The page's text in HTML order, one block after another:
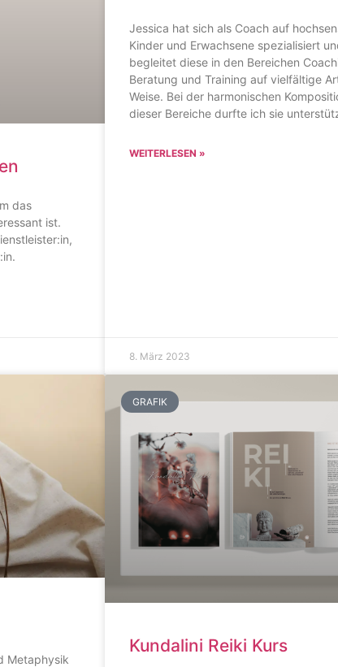
das
ist.
Jessica hat sich als Coach auf
Kinder und Erwachsene spezialisiert
begleitet diese in den Bereichen
Beratung und Training auf vielfältige
Weise. Bei der harmonischen
dieser Bereiche durfte ich sie
WEITERLESEN »
8. März 2023
Metaphysik
GRAFIK
Kundalini Reiki Kurs